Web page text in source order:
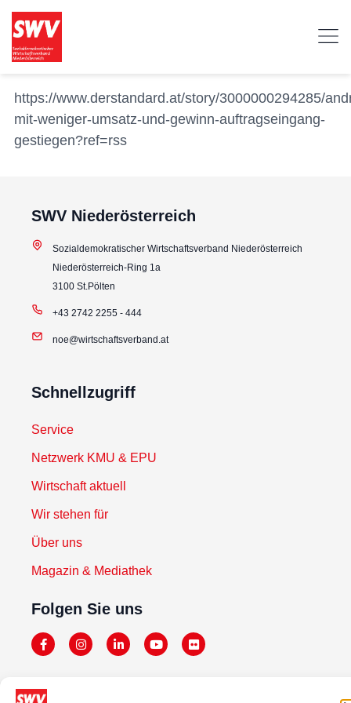
https://www.derstandard.at/story/3000000294285/
mit-weniger-umsatz-und-gewinn-auftragseingang-
gestiegen?ref=rss
SWV Niederösterreich
Sozialdemokratischer Wirtschaftsverband Niederösterreich
Niederösterreich-Ring 1a
3100 St.Pölten
+43 2742 2255 - 444
noe@wirtschaftsverband.at
Schnellzugriff
Service
Netzwerk KMU & EPU
Wirtschaft aktuell
Wir stehen für
Über uns
Magazin & Mediathek
Folgen Sie uns
Newsletter abonnieren